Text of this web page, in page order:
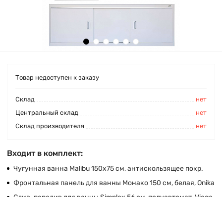
Товар недоступен к заказу
Cклад
нет
Центральный склад
нет
Склад производителя
нет
Входит в комплект:
Чугунная ванна Malibu 150х75 см, антискользящее покр.
Фронтальная панель для ванны Монако 150 см, белая, Onika